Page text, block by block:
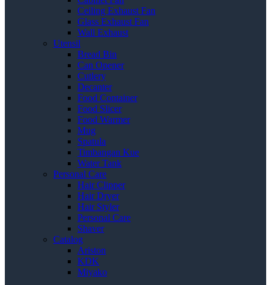
Ceiling Exhaust Fan
Glass Exhaust Fan
Wall Exhaust
Utensil
Bread Bin
Can Opener
Cutlery
Decanter
Food Container
Food Slicer
Food Warmer
Mug
Spatula
Timbangan Kue
Water Tank
Personal Care
Hair Clipper
Hair Dryer
Hair Styler
Personal Care
Shaver
Catalog
Ariston
KDK
Miyako